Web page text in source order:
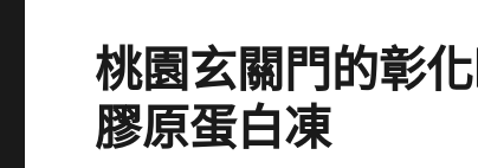
桃園玄關門的彰
膠原蛋白凍